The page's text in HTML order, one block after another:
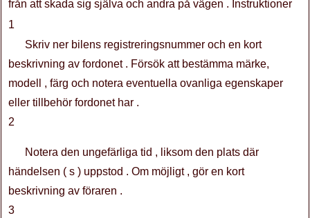
från att skada sig själva och andra på vägen . Instruktioner
1
Skriv ner bilens registreringsnummer och en kort
beskrivning av fordonet . Försök att bestämma märke,
modell , färg och notera eventuella ovanliga egenskaper
eller tillbehör fordonet har .
2
Notera den ungefärliga tid , liksom den plats där
händelsen ( s ) uppstod . Om möjligt , gör en kort
beskrivning av föraren .
3